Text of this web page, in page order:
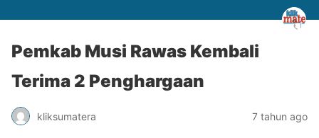
Pemkab Musi Rawas Kembali
Terima 2 Penghargaan
kliksumatera 7 tahun ago